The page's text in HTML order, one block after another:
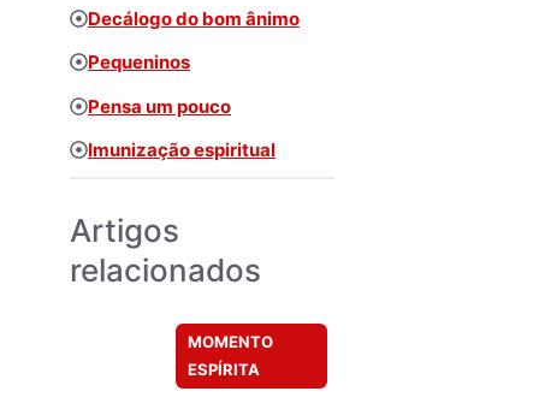
Decálogo do bom ânimo
Pequeninos
Pensa um pouco
Imunização espiritual
Artigos
relacionados
MOMENTO
ESPÍRITA